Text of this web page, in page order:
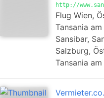
http://
Flug Wien,
Tansania
Sansibar,
Salzburg,
Tansania